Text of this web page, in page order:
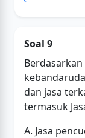
Soal 9
Berdasarkan
dan jasa
termasuk
A. Jasa